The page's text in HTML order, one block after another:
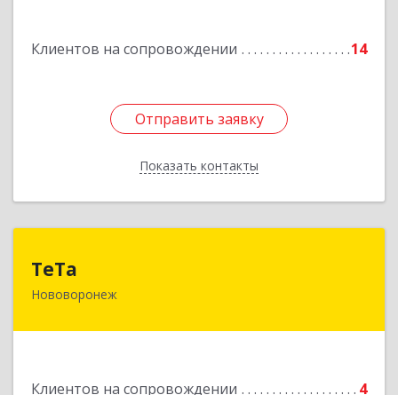
Клиентов на сопровождении 14
Отправить заявку
Показать контакты
Отправить заявку
Назад
ТеТа
Нововоронеж
Клиентов на сопровождении 4
396 073, Нововоронеж г, а/я, дом № 30